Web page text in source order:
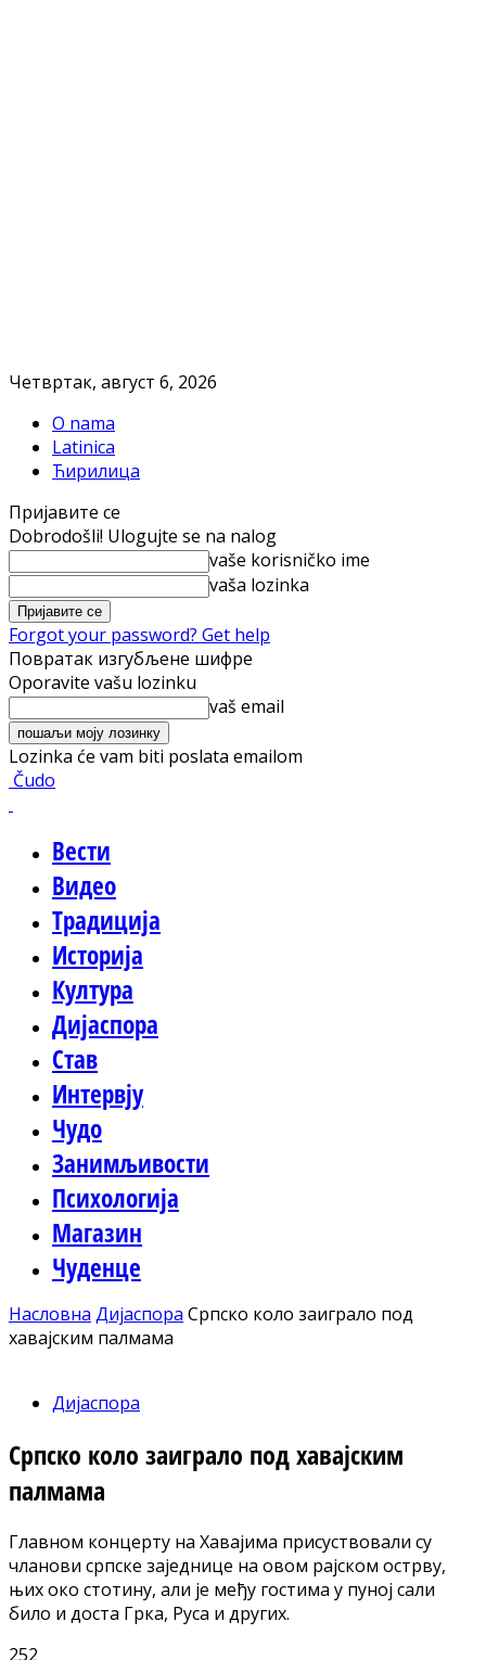
Четвртак, август 6, 2026
O nama
Latinica
Ћирилица
Пријавите се
Dobrodošli! Ulogujte se na nalog
vaše korisničko ime
vaša lozinka
Forgot your password? Get help
Повратак изгубљене шифре
Oporavite vašu lozinku
vaš email
Lozinka će vam biti poslata emailom
Čudo
Вести
Видео
Традиција
Историја
Култура
Дијаспора
Став
Интервју
Чудо
Занимљивости
Психологија
Магазин
Чуденце
Насловна Дијаспора Српско коло заиграло под
хавајским палмама
Дијаспора
Српско коло заиграло под хавајским
палмама
Главном концерту на Хавајима присуствовали су
чланови српске заједнице на овом рајском острву,
њих око стотину, али је међу гостима у пуној сали
било и доста Грка, Руса и других.
252